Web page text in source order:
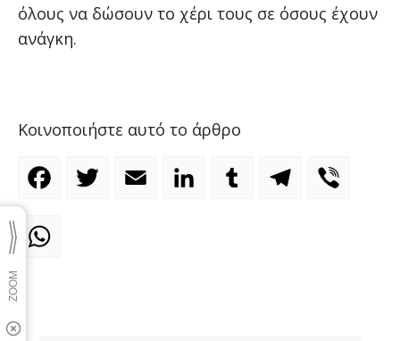
όλους να δώσουν το χέρι τους σε όσους έχουν
ανάγκη.
Κοινοποιήστε αυτό το άρθρο
FacebookTwitter Email LinkedIn Tumblr Telegram